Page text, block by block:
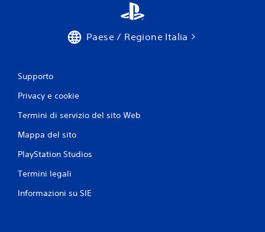
Paese / Regione Italia
Supporto
Privacy e cookie
Termini di servizio del sito Web
Mappa del sito
PlayStation Studios
Termini legali
Informazioni su SIE